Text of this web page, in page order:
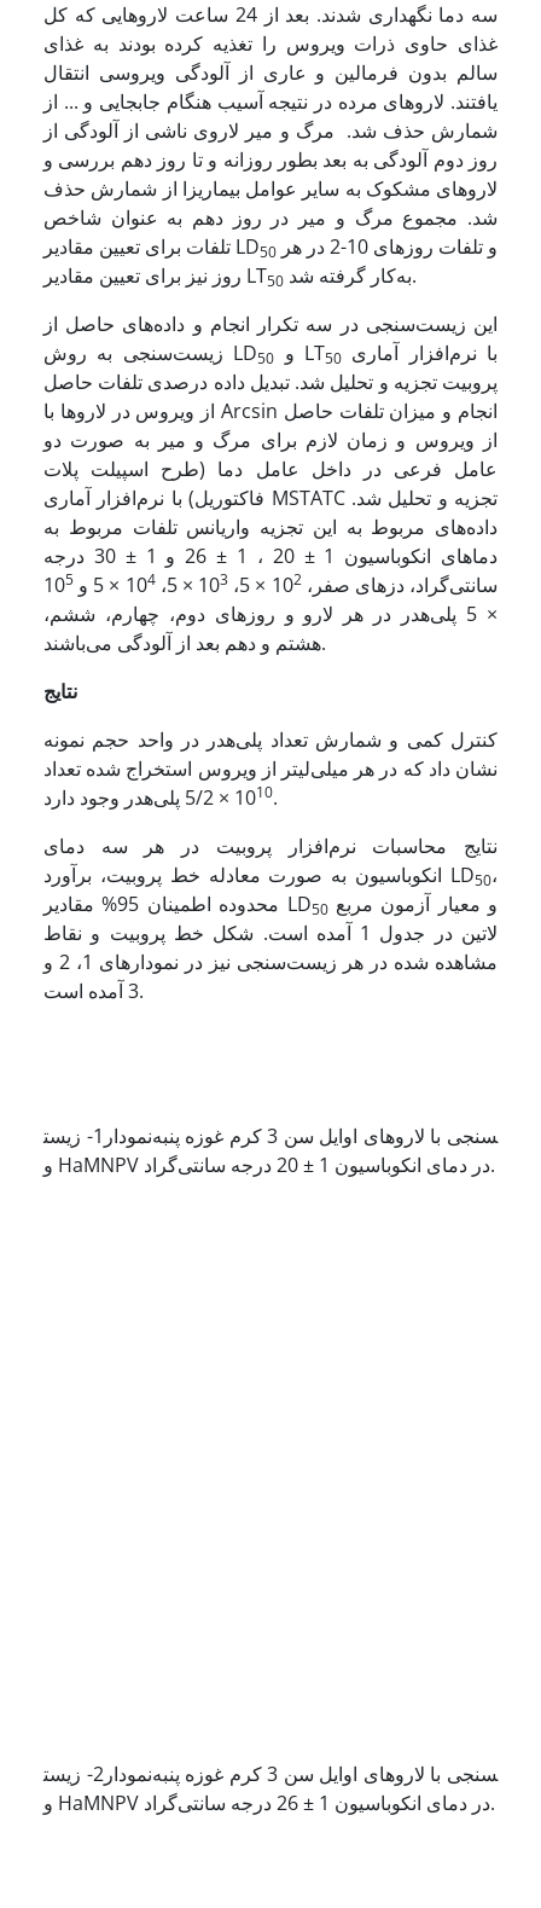
سه دما نگهداری شدند. بعد از 24 ساعت لاروهایی که کل
غذای حاوی ذرات ویروس را تغذیه کرده بودند به غذای
سالم بدون فرمالین و عاری از آلودگی ویروسی انتقال
یافتند. لاروهای مرده در نتیجه آسیب هنگام جابجایی و ... از
شمارش حذف شد. مرگ و میر لاروی ناشی از آلودگی از
روز دوم آلودگی به بعد بطور روزانه و تا روز دهم بررسی و
لاروهای مشکوک به سایر عوامل بیماریزا از شمارش حذف
شد. مجموع مرگ و میر در روز دهم به عنوان شاخص
تلفات برای تعیین مقادیر LD50
روز نیز برای تعیین مقادیر LT50
به‌کار گرفته شد.
این زیست‌سنجی در سه تکرار انجام و داده‌های حاصل از
زیست‌سنجی به روش LD50 و LT50با نرم‌افزار آماری
پروبیت تجزیه و تحلیل شد. تبدیل داده درصدی تلفات حاصل
از ویروس در لاروها با Arcsin انجام و میزان تلفات حاصل
از ویروس و زمان لازم برای مرگ و میر به صورت دو
عامل فرعی در داخل عامل دما (طرح اسپیلت پلات
فاکتوریل) با نرم‌افزار آماری MSTATC تجزیه و تحلیل شد.
داده‌های مربوط به این تجزیه واریانس تلفات مربوط به
دماهای انکوباسیون 1 ± 20 ، 1 ± 26 و 1 ± 30 درجه
سانتی‌گراد، دزهای صفر، 102 × 5، 10 3 × 5، 10 4 × 5 و 10 5
× 5 پلی‌هدر در هر لارو و روزهای دوم، چهارم، ششم،
هشتم و دهم بعد از آلودگی می‌باشند.
نتایج
کنترل کمی و شمارش تعداد پلی‌هدر در واحد حجم نمونه
نشان داد که در هر میلی‌لیتر از ویروس استخراج شده تعداد
1010× 5/2 پلی‌هدر وجود دارد.
نتایج محاسبات نرم‌افزار پروبیت در هر سه دمای
انکوباسیون به صورت معادله خط پروبیت، برآورد LD50،
محدوده اطمینان 95% مقادیر LD50و معیار آزمون مربع
لاتین در جدول 1 آمده است. شکل خط پروبیت و نقاط
مشاهده شده در هر زیست‌سنجی نیز در نمودارهای 1، 2 و
3 آمده است.
نمودار1- زیست‎سنجی با لاروهای اوایل سن 3 کرم غوزه پنبه
و HaMNPV در دمای انکوباسیون 1 ± 20 درجه سانتی‌گراد.
نمودار2- زیست‎سنجی با لاروهای اوایل سن 3 کرم غوزه پنبه
و HaMNPV در دمای انکوباسیون 1 ± 26 درجه سانتی‌گراد.